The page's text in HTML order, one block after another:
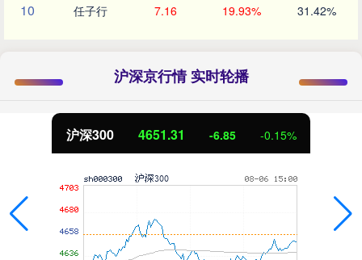
10 任子行 7.16 19.93% 31.42%
沪深京行情 实时轮播
-0.15% 北证50